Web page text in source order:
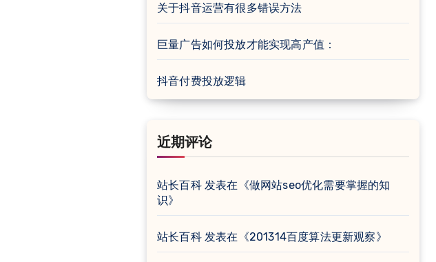
关于抖音运营有很多错误方法
巨量广告如何投放才能实现高产值：
抖音付费投放逻辑
近期评论
站长百科发表在《做网站seo优化需要掌握的知
识》
站长百科发表在《201314百度算法更新观察》